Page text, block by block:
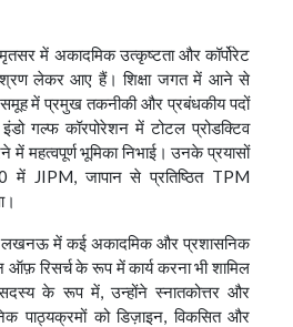
में अकादमिक उत्कृष्टता और कॉर्पोरेट
लेकर आए हैं। शिक्षा जगत में आने से
समूह में प्रमुख तकनीकी और प्रबंधकीय पदों
इंडो गल्फ कॉरपोरेशन में टोटल प्रोडक्टिव
महत्वपूर्ण भूमिका निभाई। उनके प्रयासों
JIPM, जापान से प्रतिष्ठित TPM
लखनऊ में कई अकादमिक और प्रशासनिक
ऑफ़ रिसर्च के रूप में कार्य करना भी शामिल
के रूप में, उन्होंने स्नातकोत्तर और
पाठ्यक्रमों को डिज़ाइन, विकसित और